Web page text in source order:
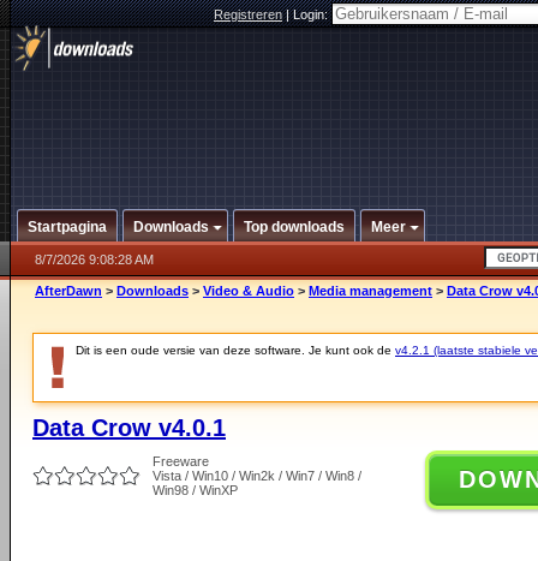
Registreren|Login:
Startpagina Downloads Top downloads Meer
8/7/2026 9:08:28 AM
AfterDawn > Downloads > Video & Audio > Media management > Data Crow
Dit is een oude versie van deze software. Je kunt ook de v4.2.1 (laatste stabiele
Data Crow v4.0.1
Freeware
Vista / Win10 / Win2k / Win7 / Win8 /
Win98 / WinXP